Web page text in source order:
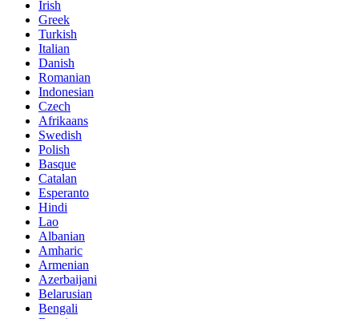
Irish
Greek
Turkish
Italian
Danish
Romanian
Indonesian
Czech
Afrikaans
Swedish
Polish
Basque
Catalan
Esperanto
Hindi
Lao
Albanian
Amharic
Armenian
Azerbaijani
Belarusian
Bengali